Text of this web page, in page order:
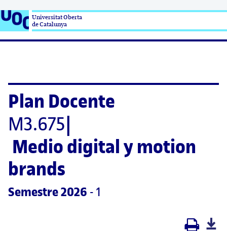
Universitat Oberta
de Catalunya
Plan Docente
M3.675
Medio digital y motion
brands
Semestre 2026 - 1